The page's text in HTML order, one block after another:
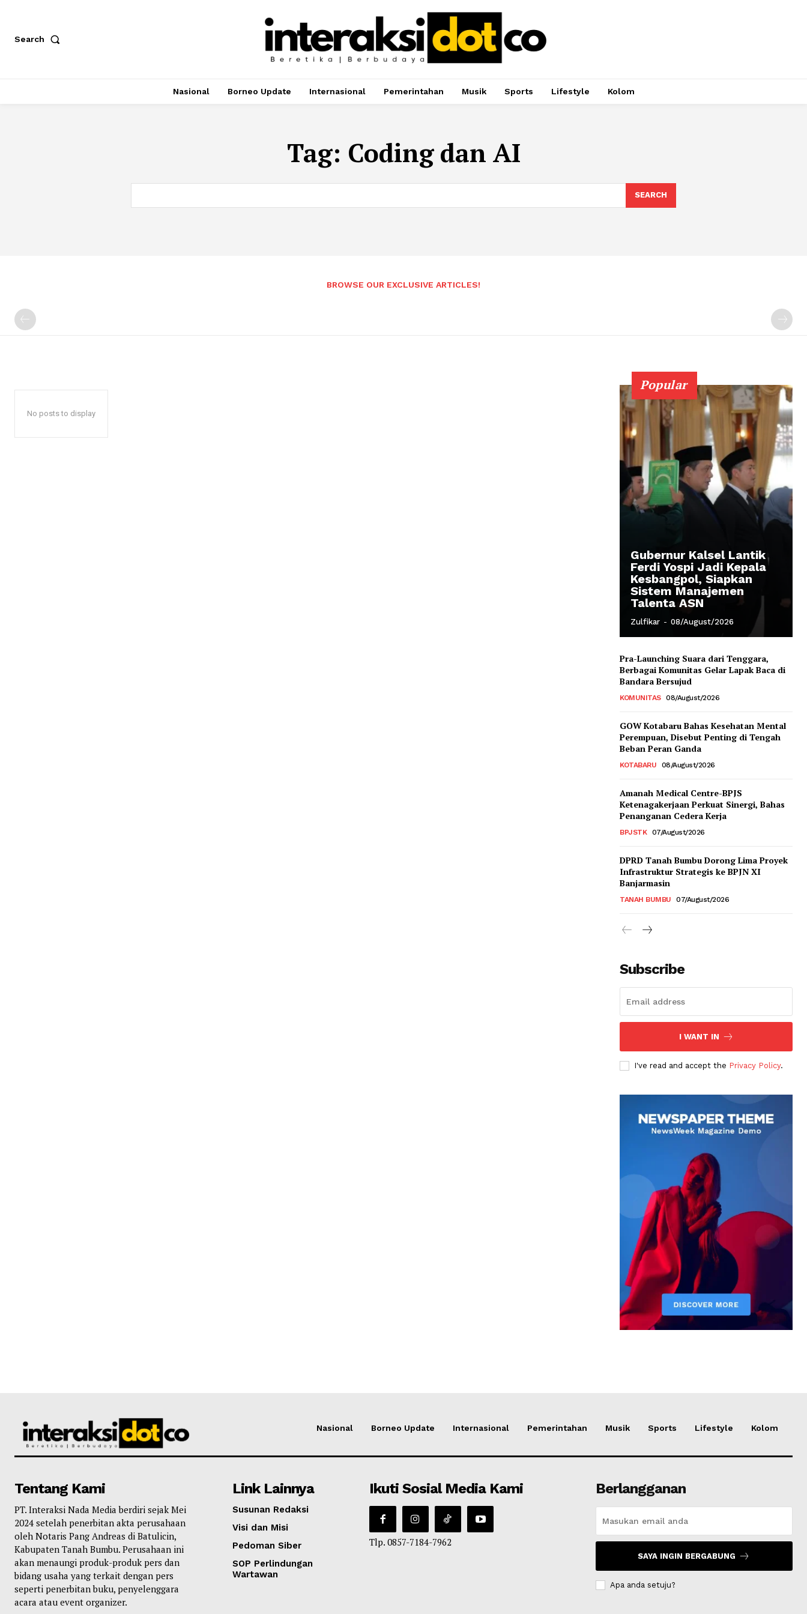
Search
Nasional Borneo Update Internasional Pemerintahan Musik Sports Lifestyle Kolom
Tag: Coding dan AI
SEARCH
BROWSE OUR EXCLUSIVE ARTICLES!
No posts to display
Popular
Gubernur Kalsel Lantik
Ferdi Yospi Jadi Kepala
Kesbangpol, Siapkan
Sistem Manajemen
Talenta ASN
Zulfikar - 08/August/2026
Pra-Launching Suara dari Tenggara,
Berbagai Komunitas Gelar Lapak Baca di
Bandara Bersujud
KOMUNITAS 08/August/2026
GOW Kotabaru Bahas Kesehatan Mental
Perempuan, Disebut Penting di Tengah
Beban Peran Ganda
KOTABARU 08/August/2026
Amanah Medical Centre-BPJS
Ketenagakerjaan Perkuat Sinergi, Bahas
Penanganan Cedera Kerja
BPJSTK 07/August/2026
DPRD Tanah Bumbu Dorong Lima Proyek
Infrastruktur Strategis ke BPJN XI
Banjarmasin
TANAH BUMBU 07/August/2026
Subscribe
I WANT IN
I've read and accept the Privacy Policy.
Nasional Borneo Update Internasional Pemerintahan Musik Sports Lifestyle Kolom
Tentang Kami
PT. Interaksi Nada Media berdiri sejak Mei
2024 setelah penerbitan akta perusahaan
oleh Notaris Pang Andreas di Batulicin,
Kabupaten Tanah Bumbu. Perusahaan ini
akan menaungi produk-produk pers dan
bidang usaha yang terkait dengan pers
seperti penerbitan buku, penyelenggara
acara atau event organizer.
Link Lainnya
Susunan Redaksi
Visi dan Misi
Pedoman Siber
SOP Perlindungan
Wartawan
Ikuti Sosial Media Kami
Tlp. 0857-7184-7962
Berlangganan
SAYA INGIN BERGABUNG
Apa anda setuju?